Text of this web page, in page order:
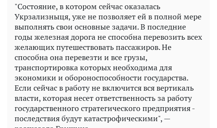
"Состояние, в котором сейчас оказалась
Укрзализныця, уже не позволяет ей в полной мере
выполнять свои основные задачи. В последние
годы железная дорога не способна перевозить всех
желающих путешествовать пассажиров. Не
способна она перевезти и все грузы,
транспортировка которых необходима для
экономики и обороноспособности государства.
Если сейчас в работу не включится вся вертикаль
власти, которая несет ответственность за работу
государственного стратегического предприятия -
последствия будут катастрофическими", —